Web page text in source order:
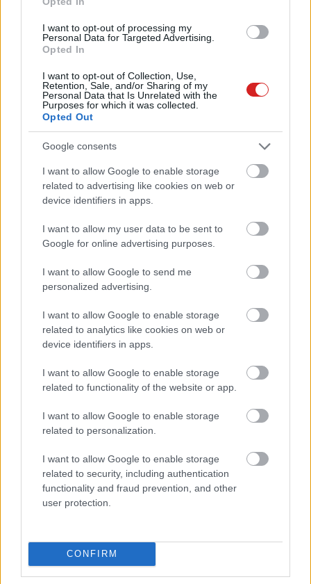
I want to opt-out of processing my
Personal Data for Targeted Advertising.
Opted In
I want to opt-out of Collection, Use,
Retention, Sale, and/or Sharing of my
Personal Data that Is Unrelated with the
Purposes for which it was collected.
Opted Out
Google consents
I want to allow Google to enable storage
related to advertising like cookies on web or
device identifiers in apps.
I want to allow my user data to be sent to
Google for online advertising purposes.
I want to allow Google to send me
personalized advertising.
I want to allow Google to enable storage
related to analytics like cookies on web or
device identifiers in apps.
I want to allow Google to enable storage
related to functionality of the website or app.
I want to allow Google to enable storage
related to personalization.
I want to allow Google to enable storage
related to security, including authentication
functionality and fraud prevention, and other
user protection.
CONFIRM
problémákat okoz az 5G
Saját pilótája perli az egyik
legnagyobb légitársaságot egy
Az Easyjet 9 millió ügyfelétől
loptak adatokat a hackerek
Így védekeznek a légitársaságok a
túlmelegedő okostelefonok ellen
Három légitársaság is betiltotta a
Mobil| 2016.09.09 11:02
Betilthatják a Galaxy Note 7-et az
Mobil| 2016.09.07 12:01
Megreformálná a repülőjegyek
vásárlását a Google
Online repülőgépalkatrész-bolt
légitársaságoknak
Közélet